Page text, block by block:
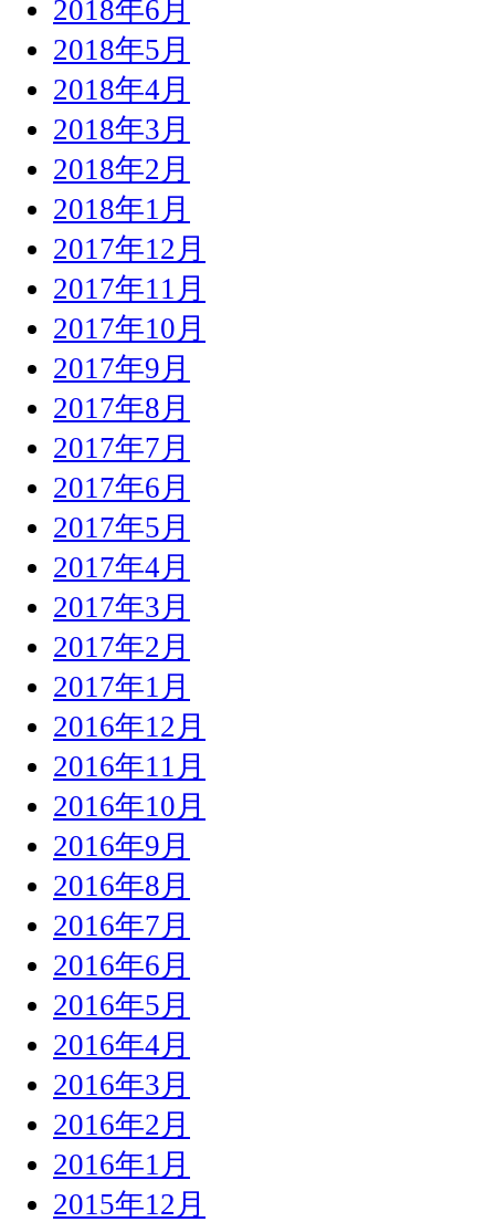
2018年6月
2018年5月
2018年4月
2018年3月
2018年2月
2018年1月
2017年12月
2017年11月
2017年10月
2017年9月
2017年8月
2017年7月
2017年6月
2017年5月
2017年4月
2017年3月
2017年2月
2017年1月
2016年12月
2016年11月
2016年10月
2016年9月
2016年8月
2016年7月
2016年6月
2016年5月
2016年4月
2016年3月
2016年2月
2016年1月
2015年12月